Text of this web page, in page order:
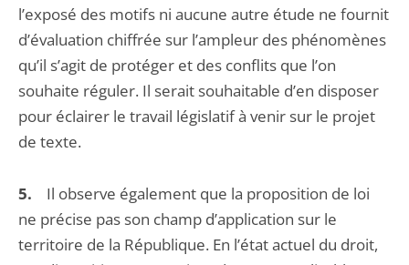
l’exposé des motifs ni aucune autre étude ne fournit
d’évaluation chiffrée sur l’ampleur des phénomènes
qu’il s’agit de protéger et des conflits que l’on
souhaite réguler. Il serait souhaitable d’en disposer
pour éclairer le travail législatif à venir sur le projet
de texte.
5. Il observe également que la proposition de loi
ne précise pas son champ d’application sur le
territoire de la République. En l’état actuel du droit,